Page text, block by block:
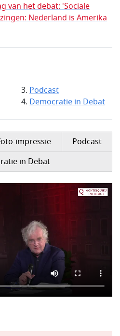
van het debat: 'Sociale
Nederland is Amerika
Podcast
Democratie in Debat
impressie
Podcast
in Debat